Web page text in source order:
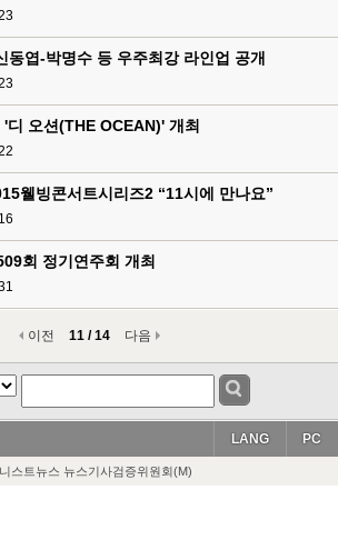
동엽-박명수 등 우주최강 라인업 공개
디 오션(THE OCEAN)' 개최
웰빙콘서트시리즈2 “11시에 만나요”
회 정기연주회 개최
이전 11 / 14 다음
PC
LANG
스트뉴스 뉴스기사검증위원회(M)